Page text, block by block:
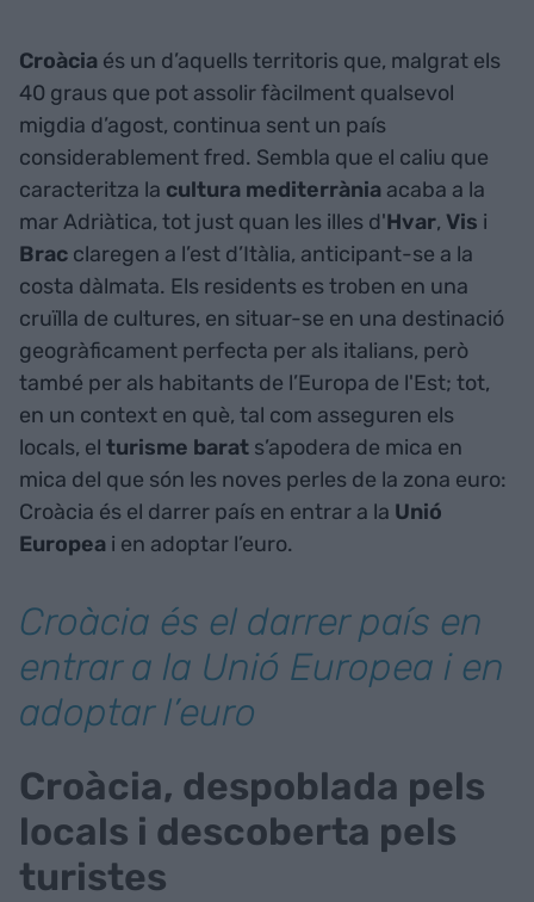
Croàcia és un d’aquells territoris que, malgrat els
40 graus que pot assolir fàcilment qualsevol
migdia d’agost, continua sent un país
considerablement fred. Sembla que el caliu que
caracteritza la cultura mediterrània acaba a la
mar Adriàtica, tot just quan les illes d'Hvar, Vis i
Brac claregen a l’est d’Itàlia, anticipant-se a la
costa dàlmata. Els residents es troben en una
cruïlla de cultures, en situar-se en una destinació
geogràficament perfecta per als italians, però
també per als habitants de l’Europa de l'Est; tot,
en un context en què, tal com asseguren els
locals, el turisme barat s’apodera de mica en
mica del que són les noves perles de la zona euro:
Croàcia és el darrer país en entrar a la Unió
Europea i en adoptar l’euro.
Croàcia és el darrer país en
entrar a la Unió Europea i en
adoptar l’euro
Croàcia, despoblada pels
locals i descoberta pels
turistes